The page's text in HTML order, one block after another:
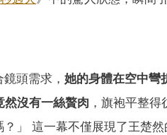
頭需求， 她的身體在空中彎
然沒有一絲贅肉 ，旗袍平整得
」 這一幕不僅展現了王楚